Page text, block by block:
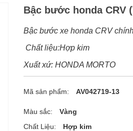
Bậc bước honda CRV
Bậc bước xe honda CRV
Chất liệu:Hợp kim
Xuất xứ: HONDA MORTO
Mã sản phẩm: AV042719-13
Màu sắc:
Vàng
Chất Liệu:
Hợp kim